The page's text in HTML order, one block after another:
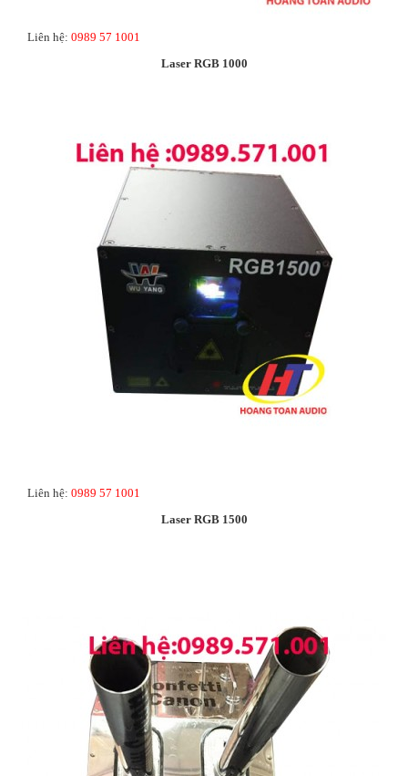
Liên hệ: 0989 57 1001
Laser RGB 1000
Liên hệ: 0989 57 1001
Laser RGB 1500